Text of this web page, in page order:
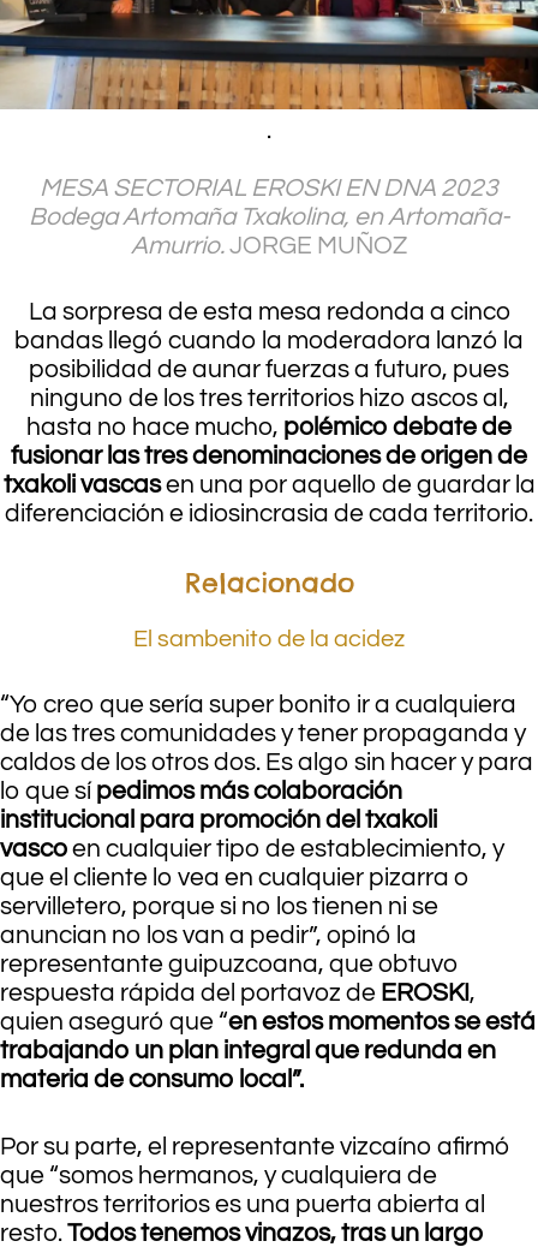
.
MESA SECTORIAL EROSKI EN DNA 2023
Bodega Artomaña Txakolina, en Artomaña-
Amurrio.JORGE MUÑOZ
La sorpresa de esta mesa redonda a cinco
bandas llegó cuando la moderadora lanzó la
posibilidad de aunar fuerzas a futuro, pues
ninguno de los tres territorios hizo ascos al,
hasta no hace mucho, polémico debate de
fusionar las tres denominaciones de origen de
txakoli vascasen una por aquello de guardar la
diferenciación e idiosincrasia de cada territorio.
Relacionado
El sambenito de la acidez
“Yo creo que sería super bonito ir a cualquiera
de las tres comunidades y tener propaganda y
caldos de los otros dos. Es algo sin hacer y para
lo que sí pedimos más colaboración
institucional para promoción del txakoli
vascoen cualquier tipo de establecimiento, y
que el cliente lo vea en cualquier pizarra o
servilletero, porque si no los tienen ni se
anuncian no los van a pedir”, opinó la
representante guipuzcoana, que obtuvo
respuesta rápida del portavoz de EROSKI,
quien aseguró que “en estos momentos se está
trabajando un plan integral que redunda en
materia de consumo local”.
Por su parte, el representante vizcaíno afirmó
que “somos hermanos, y cualquiera de
nuestros territorios es una puerta abierta al
resto.Todos tenemos vinazos, tras un largo